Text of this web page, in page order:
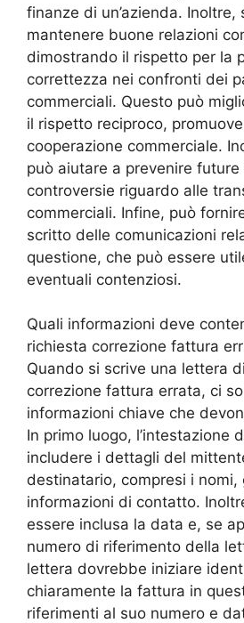
finanze di un’azienda. Inoltre,
mantenere buone relazioni
dimostrando il rispetto per la
correttezza nei confronti dei
commerciali. Questo può
il rispetto reciproco,
cooperazione commerciale.
può aiutare a prevenire
controversie riguardo alle
commerciali. Infine, può
scritto delle comunicazioni
questione, che può essere
eventuali contenziosi.
Quali informazioni deve
richiesta correzione fattura
Quando si scrive una lettera
correzione fattura errata, ci
informazioni chiave che
In primo luogo, l’intestazione
includere i dettagli del
destinatario, compresi i nomi,
informazioni di contatto.
essere inclusa la data e, se
numero di riferimento della
lettera dovrebbe iniziare
chiaramente la fattura in
riferimenti al suo numero e